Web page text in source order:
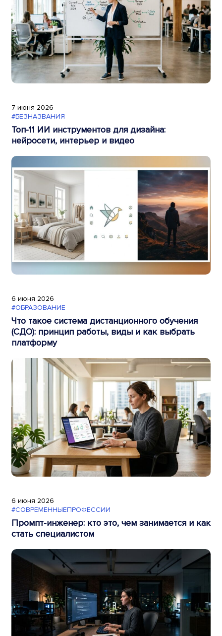
7 июня 2026
#БЕЗНАЗВАНИЯ
Топ-11 ИИ инструментов для дизайна:
нейросети, интерьер и видео
6 июня 2026
#ОБРАЗОВАНИЕ
Что такое система дистанционного обучения
(СДО): принцип работы, виды и как выбрать
платформу
6 июня 2026
#СОВРЕМЕННЫЕПРОФЕССИИ
Промпт-инженер: кто это, чем занимается и как
стать специалистом